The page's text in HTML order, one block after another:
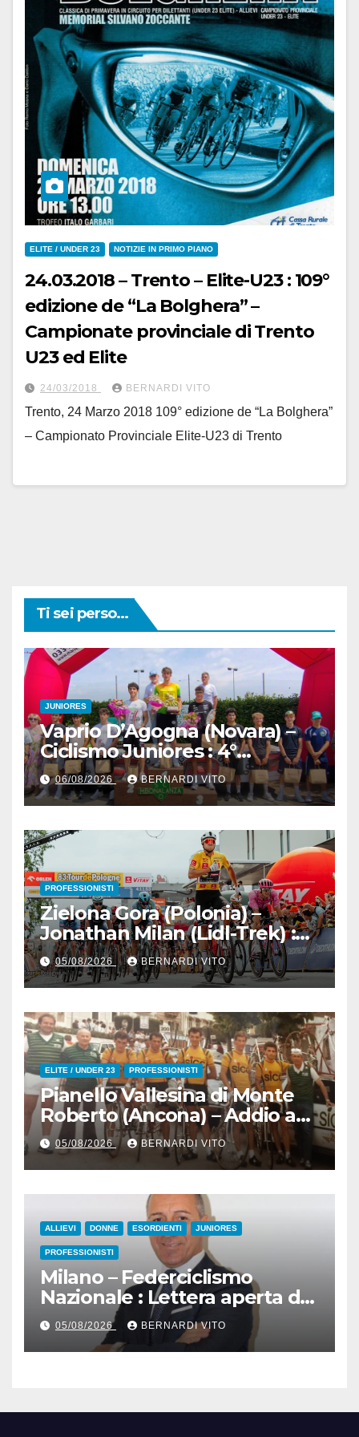
ELITE / UNDER 23 NOTIZIE IN PRIMO PIANO
24.03.2018 – Trento – Elite-U23 : 109°
edizione de “La Bolghera” –
Campionate provinciale di Trento
U23 ed Elite
24/03/2018 BERNARDI VITO
Trento, 24 Marzo 2018 109° edizione de “La Bolghera”
– Campionato Provinciale Elite-U23 di Trento
Ti sei perso...
JUNIORES
Vaprio D’Agogna (Novara) –
Ciclismo Juniores : 4°
Memorial Pippo Fallarini al
valsusano Graziano Paolo
Marangon (Team Guerrini –
Senaghese)
06/08/2026 BERNARDI VITO
PROFESSIONISTI
Zielona Gora (Polonia) –
Jonathan Milan (Lidl-Trek) :
Vince la terza tappa di
seguito e in maglia gialla
all’83° Giro di Polonia
05/08/2026 BERNARDI VITO
ELITE / UNDER 23 PROFESSIONISTI
Pianello Vallesina di Monte
Roberto (Ancona) – Addio ad
Alderino Bartoloni, Direttore
Sportivo rigorosamente
Gentile
05/08/2026 BERNARDI VITO
ALLIEVI DONNE ESORDIENTI JUNIORES
PROFESSIONISTI
Milano – Federciclismo
Nazionale : Lettera aperta del
Presidente Cordiano
Dagnoni
05/08/2026 BERNARDI VITO